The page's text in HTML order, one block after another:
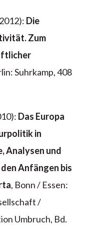
Die
Zum
Suhrkamp, 408
Das Europa
in
Analysen und
Anfängen bis
, Bonn / Essen:
/
Umbruch, Bd.